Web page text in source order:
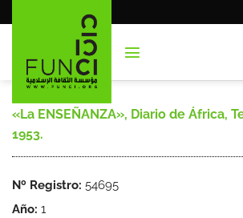
al
«La ENSEÑANZA», Diario de África,
1953.
Nº Registro: 54695
Año: 1